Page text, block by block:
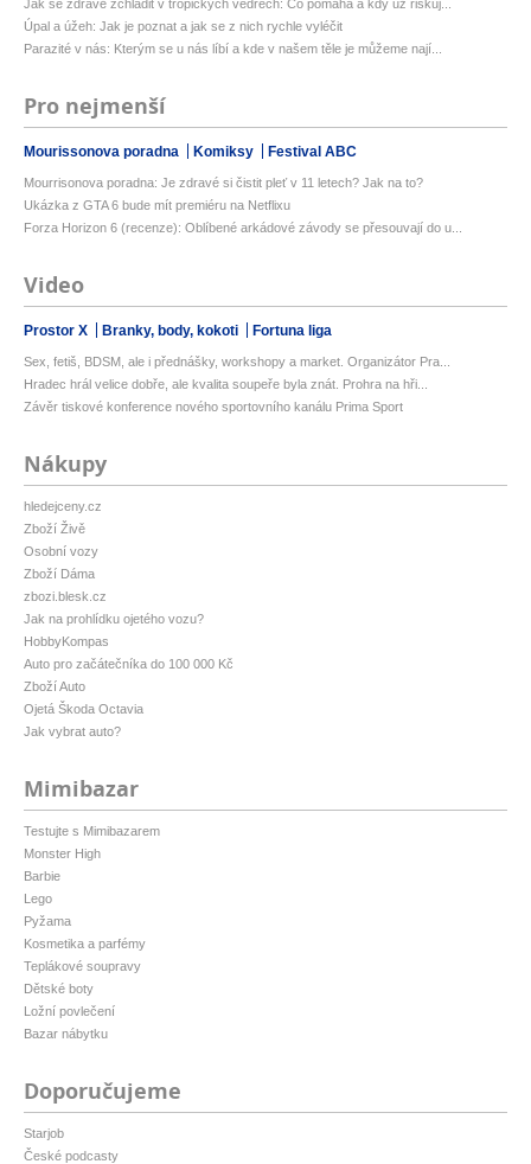
Jak se zdravě zchladit v tropických vedrech: Co pomáhá a kdy už riskuj...
Úpal a úžeh: Jak je poznat a jak se z nich rychle vyléčit
Parazité v nás: Kterým se u nás líbí a kde v našem těle je můžeme nají...
Pro nejmenší
Mourissonova poradna Komiksy Festival ABC
Mourrisonova poradna: Je zdravé si čistit pleť v 11 letech? Jak na to?
Ukázka z GTA 6 bude mít premiéru na Netflixu
Forza Horizon 6 (recenze): Oblíbené arkádové závody se přesouvají do u...
Video
Prostor X Branky, body, kokoti Fortuna liga
Sex, fetiš, BDSM, ale i přednášky, workshopy a market. Organizátor Pra...
Hradec hrál velice dobře, ale kvalita soupeře byla znát. Prohra na hři...
Závěr tiskové konference nového sportovního kanálu Prima Sport
Nákupy
hledejceny.cz
Zboží Živě
Osobní vozy
Zboží Dáma
zbozi.blesk.cz
Jak na prohlídku ojetého vozu?
HobbyKompas
Auto pro začátečníka do 100 000 Kč
Zboží Auto
Ojetá Škoda Octavia
Jak vybrat auto?
Mimibazar
Testujte s Mimibazarem
Monster High
Barbie
Lego
Pyžama
Kosmetika a parfémy
Teplákové soupravy
Dětské boty
Ložní povlečení
Bazar nábytku
Doporučujeme
Starjob
České podcasty